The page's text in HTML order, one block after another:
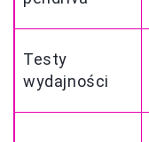
Testy
wydajności